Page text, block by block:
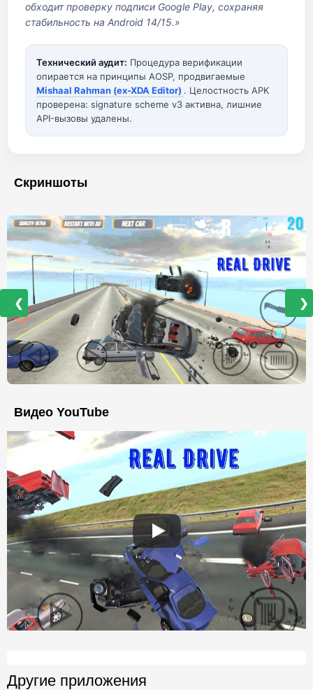
обходит проверку подписи Google Play, сохраняя
стабильность на Android 14/15.»
Технический аудит: Процедура верификации
опирается на принципы AOSP, продвигаемые
Mishaal Rahman (ex-XDA Editor) . Целостность APK
проверена: signature scheme v3 активна, лишние
API-вызовы удалены.
Скриншоты
❮ ❯
Видео YouTube
Другие приложения